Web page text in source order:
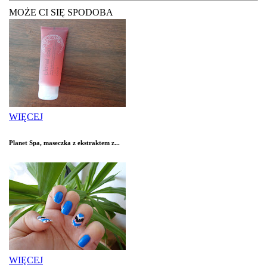
MOŻE CI SIĘ SPODOBA
WIĘCEJ
Planet Spa, maseczka z ekstraktem z...
WIĘCEJ